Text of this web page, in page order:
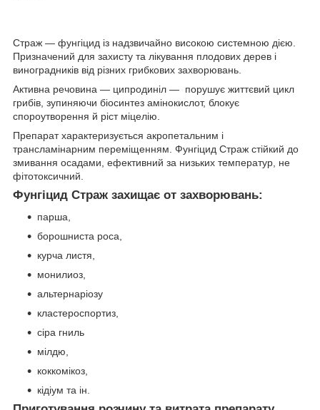
Страж — фунгіцид із надзвичайно високою системною дією.
Призначений для захисту та лікування плодових дерев і
виноградників від різних грибкових захворювань.
Активна речовина — ципродиніл — порушує життєвий цикл
грибів, зупиняючи біосинтез амінокислот, блокує
спороутворення й ріст міцелію.
Препарат характеризується акропетальним і
трансламінарним переміщенням. Фунгіцид Страж стійкий до
змивання осадами, ефективний за низьких температур, не
фітотоксичний.
Фунгіцид Страж захищає от захворювань:
парша,
борошниста роса,
курча листя,
монилиоз,
альтернаріозу
кластероспортиз,
сіра гниль
мілдю,
коккомікоз,
кідіум та ін.